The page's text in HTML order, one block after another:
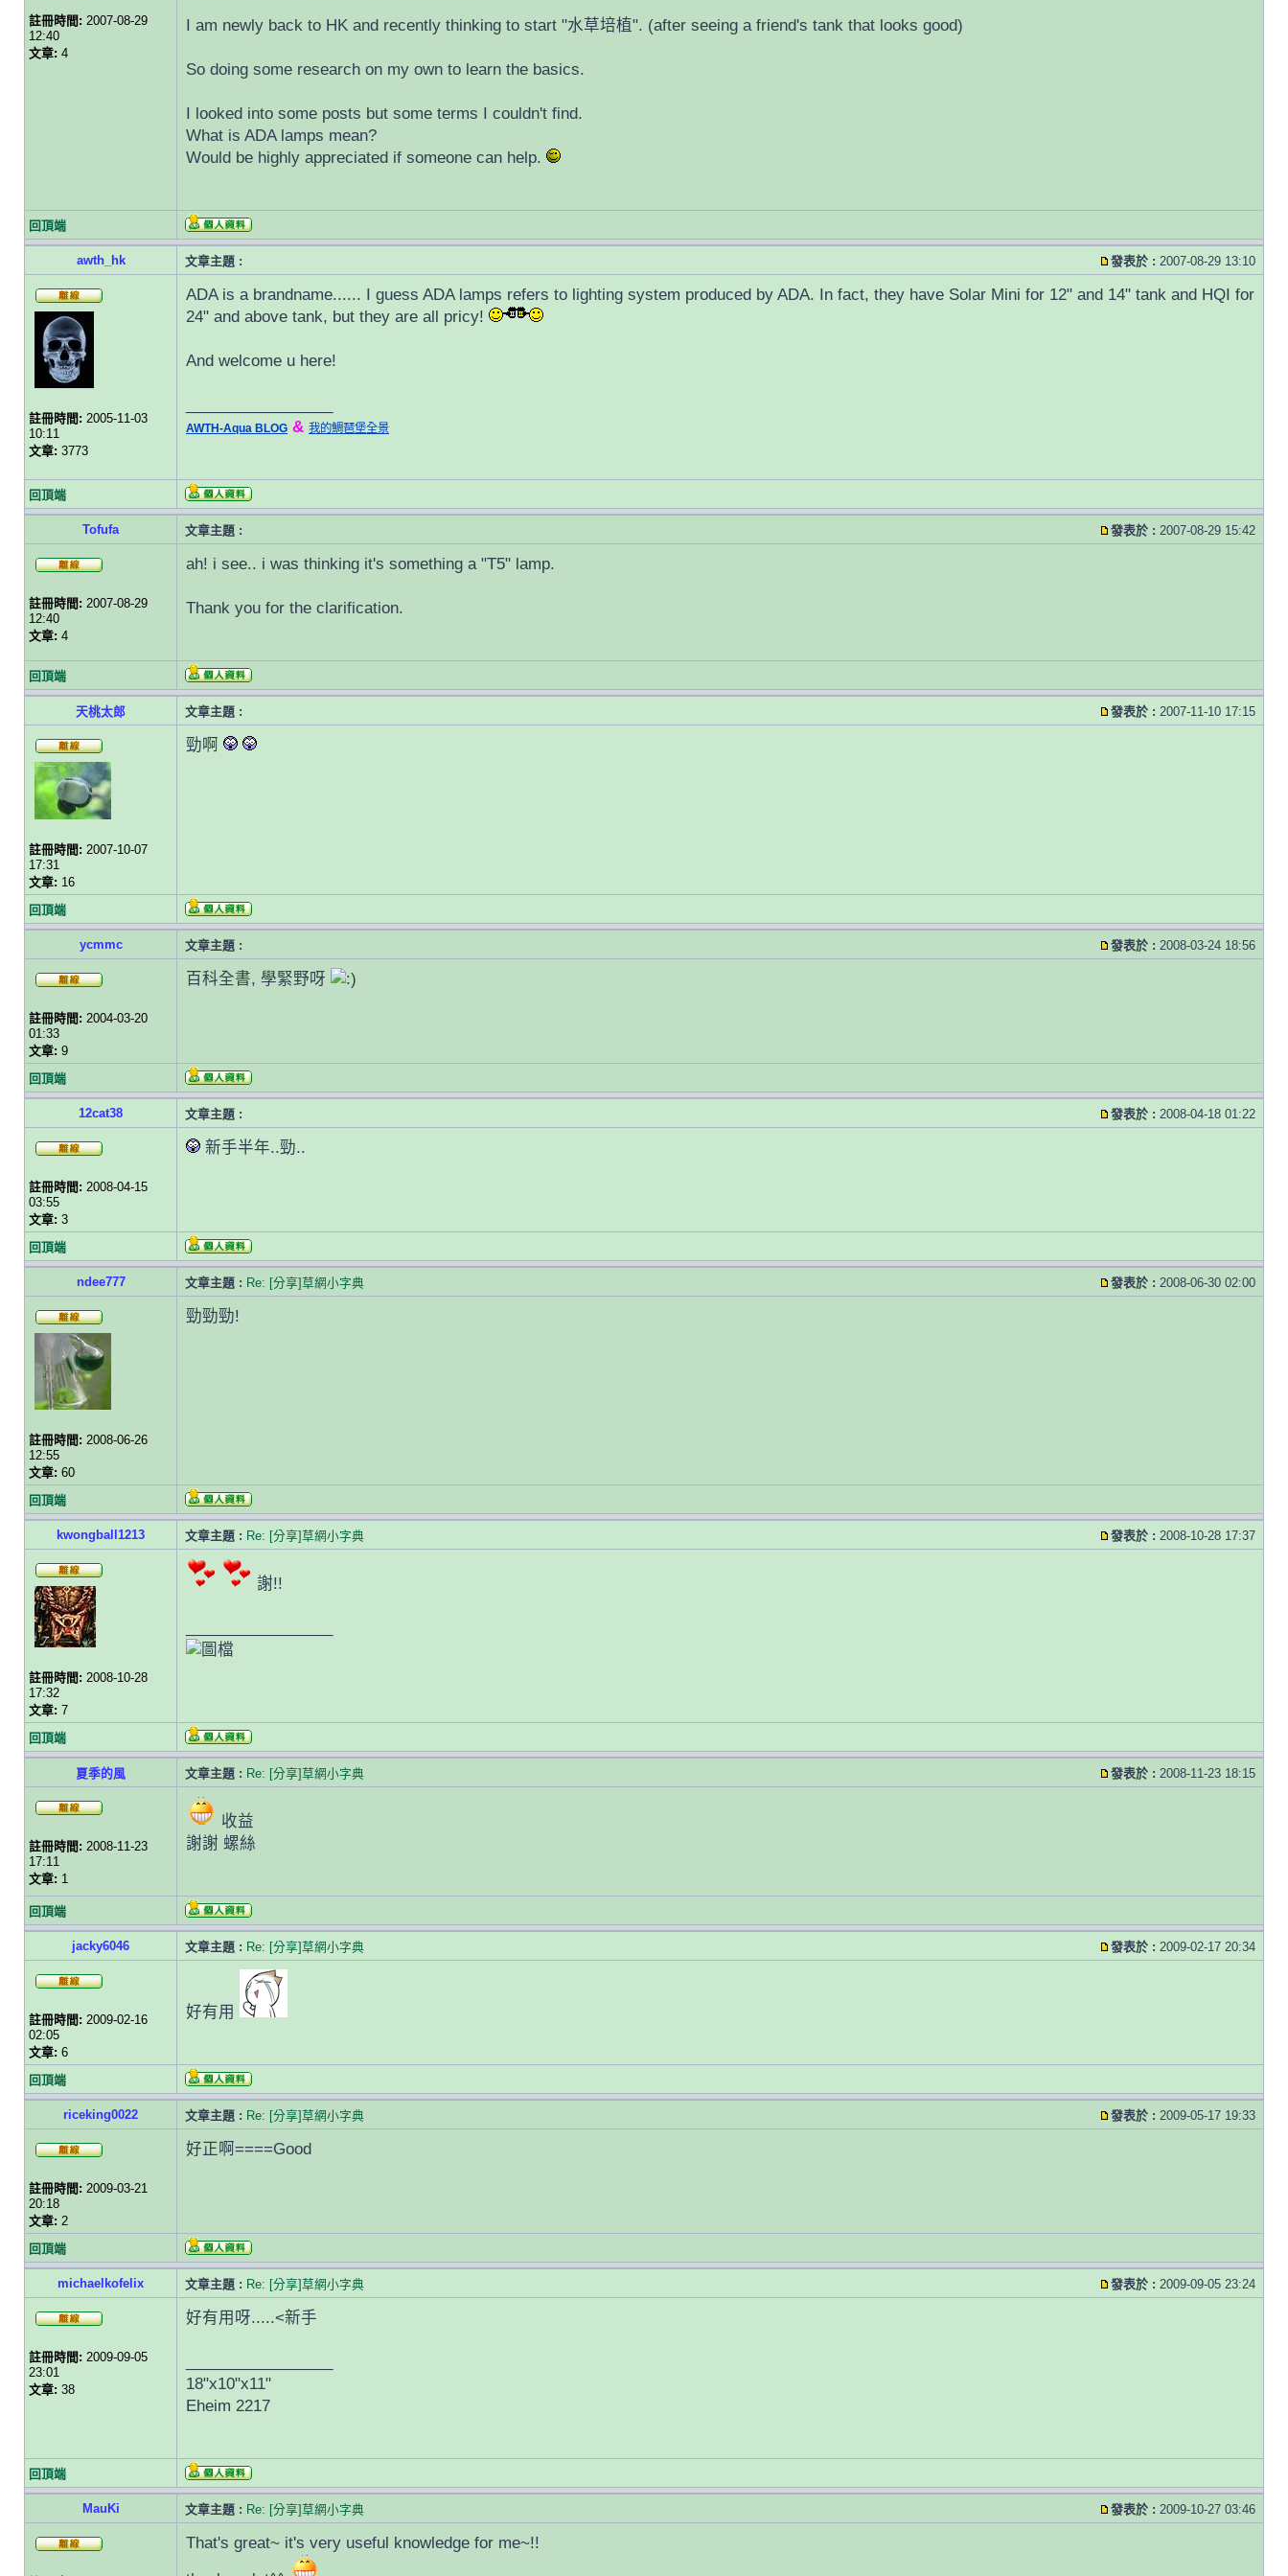
註冊時間: 2007-08-29
12:40
文章: 4
I am newly back to HK and recently thinking to start "水草培植". (after seeing a friend's tank that looks good)
So doing some research on my own to learn the basics.
I looked into some posts but some terms I couldn't find.
What is ADA lamps mean?
Would be highly appreciated if someone can help.
回頂端
awth_hk 文章主題 : 發表於 : 2007-08-29 13:10
註冊時間: 2005-11-03
10:11
文章: 3773
ADA is a brandname...... I guess ADA lamps refers to lighting system produced by ADA. In fact, they have Solar Mini for 12" and 14" tank and HQI for
24" and above tank, but they are all pricy!
And welcome u here!
AWTH-Aqua BLOG & 我的鯛琶堡全景
回頂端
Tofufa 文章主題 : 發表於 : 2007-08-29 15:42
註冊時間: 2007-08-29
12:40
文章: 4
ah! i see.. i was thinking it's something a "T5" lamp.
Thank you for the clarification.
回頂端
天桃太郎 文章主題 : 發表於 : 2007-11-10 17:15
註冊時間: 2007-10-07
17:31
文章: 16
勁啊
回頂端
ycmmc 文章主題 : 發表於 : 2008-03-24 18:56
註冊時間: 2004-03-20
01:33
文章: 9
百科全書, 學緊野呀
回頂端
12cat38 文章主題 : 發表於 : 2008-04-18 01:22
註冊時間: 2008-04-15
03:55
文章: 3
新手半年..勁..
回頂端
ndee777 文章主題 : Re: [分享]草網小字典 發表於 : 2008-06-30 02:00
註冊時間: 2008-06-26
12:55
文章: 60
勁勁勁!
回頂端
kwongball1213 文章主題 : Re: [分享]草網小字典 發表於 : 2008-10-28 17:37
註冊時間: 2008-10-28
17:32
文章: 7
謝!!
回頂端
夏季的風 文章主題 : Re: [分享]草網小字典 發表於 : 2008-11-23 18:15
註冊時間: 2008-11-23
17:11
文章: 1
收益
謝謝 螺絲
回頂端
jacky6046 文章主題 : Re: [分享]草網小字典 發表於 : 2009-02-17 20:34
註冊時間: 2009-02-16
02:05
文章: 6
好有用
回頂端
riceking0022 文章主題 : Re: [分享]草網小字典 發表於 : 2009-05-17 19:33
註冊時間: 2009-03-21
20:18
文章: 2
好正啊====Good
回頂端
michaelkofelix 文章主題 : Re: [分享]草網小字典 發表於 : 2009-09-05 23:24
註冊時間: 2009-09-05
23:01
文章: 38
好有用呀.....<新手
18"x10"x11"
Eheim 2217
回頂端
MauKi 文章主題 : Re: [分享]草網小字典 發表於 : 2009-10-27 03:46
That's great~ it's very useful knowledge for me~!!